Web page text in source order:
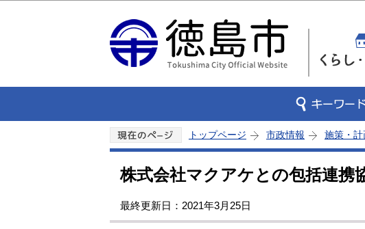
トップページ 市政情報 施策・計
株式会社マクアケとの包括連携
最終更新日：2021年3月25日